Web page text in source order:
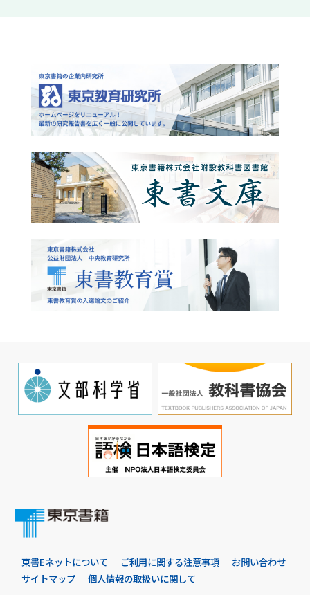
東書Eネットについて ご利用に関する注意事項
お問い合わせ
サイトマップ
個人情報の取扱いに関して